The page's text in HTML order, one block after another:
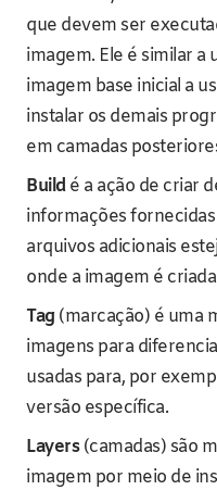
que devem ser
imagem. Ele é similar a
imagem base inicial a
instalar os demais
em camadas
Buildé a ação de criar
informações
arquivos adicionais
onde a imagem é
Tag (marcação) é uma
imagens para
usadas para, por
versão específica.
Layers(camadas) são
imagem por meio de